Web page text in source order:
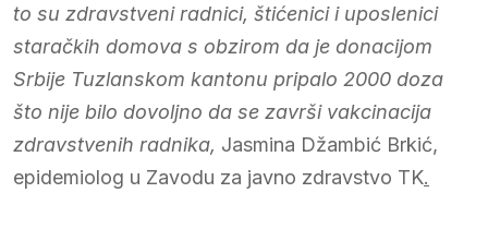
to su zdravstveni radnici, štićenici i uposlenici
staračkih domova s obzirom da je donacijom
Srbije Tuzlanskom kantonu pripalo 2000 doza
što nije bilo dovoljno da se završi vakcinacija
zdravstvenih radnika, Jasmina Džambić Brkić,
epidemiolog u Zavodu za javno zdravstvo TK.